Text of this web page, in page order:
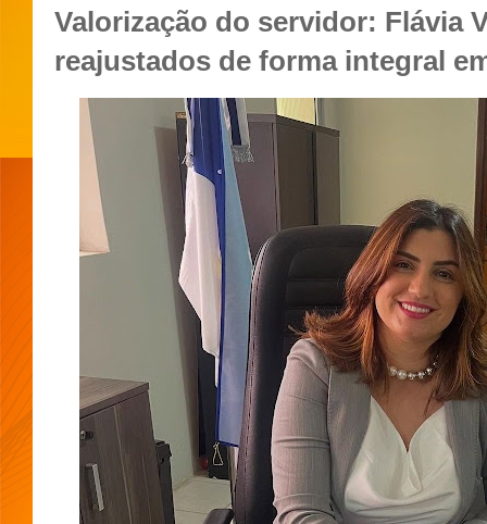
Valorização do servidor: Flávia
reajustados de forma integral